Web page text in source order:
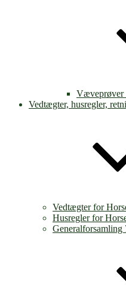
Væveprøver
Vedtægter, husregler,
Vedtægter for
Husregler for
Generalforsamling